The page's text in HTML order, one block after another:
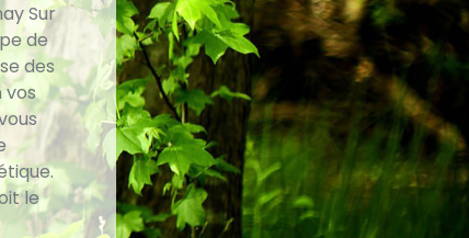
Sur
de
des
vos
le